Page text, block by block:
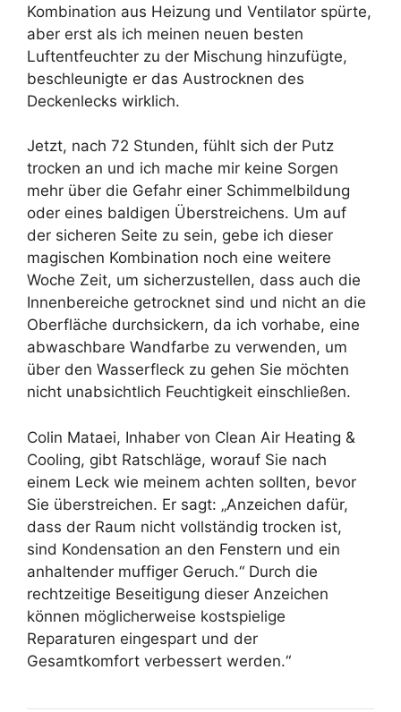
Kombination aus Heizung und Ventilator spürte,
aber erst als ich meinen neuen besten
Luftentfeuchter zu der Mischung hinzufügte,
beschleunigte er das Austrocknen des
Deckenlecks wirklich.
Jetzt, nach 72 Stunden, fühlt sich der Putz
trocken an und ich mache mir keine Sorgen
mehr über die Gefahr einer Schimmelbildung
oder eines baldigen Überstreichens. Um auf
der sicheren Seite zu sein, gebe ich dieser
magischen Kombination noch eine weitere
Woche Zeit, um sicherzustellen, dass auch die
Innenbereiche getrocknet sind und nicht an die
Oberfläche durchsickern, da ich vorhabe, eine
abwaschbare Wandfarbe zu verwenden, um
über den Wasserfleck zu gehen Sie möchten
nicht unabsichtlich Feuchtigkeit einschließen.
Colin Mataei, Inhaber von Clean Air Heating &
Cooling, gibt Ratschläge, worauf Sie nach
einem Leck wie meinem achten sollten, bevor
Sie überstreichen. Er sagt: „Anzeichen dafür,
dass der Raum nicht vollständig trocken ist,
sind Kondensation an den Fenstern und ein
anhaltender muffiger Geruch.“ Durch die
rechtzeitige Beseitigung dieser Anzeichen
können möglicherweise kostspielige
Reparaturen eingespart und der
Gesamtkomfort verbessert werden.“